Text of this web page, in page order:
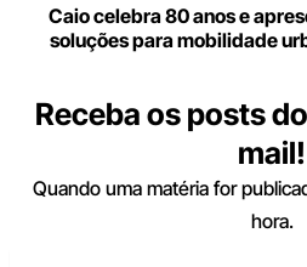
Caio celebra 80 anos e
soluções para mobilidade
Receba os posts
mail!
Quando uma matéria for
hora.